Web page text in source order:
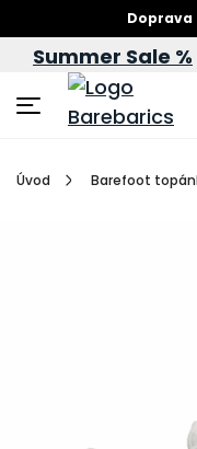
Doprava
Summer
Summer Sale %
Úvod Barefoot